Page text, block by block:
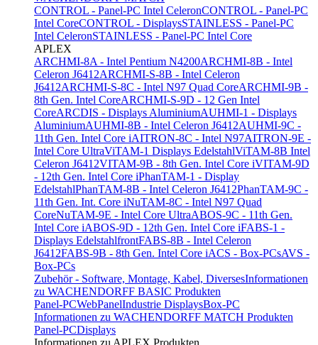
CONTROL - Panel-PC Intel CeleronCONTROL - Panel-PC
Intel CoreCONTROL - DisplaysSTAINLESS - Panel-PC
Intel CeleronSTAINLESS - Panel-PC Intel Core
APLEX
ARCHMI-8A - Intel Pentium N4200ARCHMI-8B - Intel
Celeron J6412ARCHMI-S-8B - Intel Celeron
J6412ARCHMI-S-8C - Intel N97 Quad CoreARCHMI-9B -
8th Gen. Intel CoreARCHMI-S-9D - 12 Gen Intel
CoreARCDIS - Displays AluminiumAUHMI-1 - Displays
AluminiumAUHMI-8B - Intel Celeron J6412AUHMI-9C -
11th Gen. Intel Core iAITRON-8C - Intel N97AITRON-9E -
Intel Core UltraViTAM-1 Displays EdelstahlViTAM-8B Intel
Celeron J6412VITAM-9B - 8th Gen. Intel Core iVITAM-9D
- 12th Gen. Intel Core iPhanTAM-1 - Display
EdelstahlPhanTAM-8B - Intel Celeron J6412PhanTAM-9C -
11th Gen. Int. Core iNuTAM-8C - Intel N97 Quad
CoreNuTAM-9E - Intel Core UltraABOS-9C - 11th Gen.
Intel Core iABOS-9D - 12th Gen. Intel Core iFABS-1 -
Displays EdelstahlfrontFABS-8B - Intel Celeron
J6412FABS-9B - 8th Gen. Intel Core iACS - Box-PCsAVS -
Box-PCs
Zubehör - Software, Montage, Kabel, DiversesInformationen
zu WACHENDORFF BASIC Produkten
Panel-PCWebPanelIndustrie DisplaysBox-PC
Informationen zu WACHENDORFF MATCH Produkten
Panel-PCDisplays
Informationen zu APLEX Produkten